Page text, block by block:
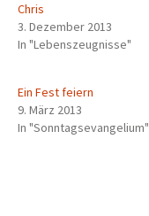
Chris
3. Dezember 2013
In "Lebenszeugnisse"
Ein Fest feiern
9. März 2013
In "Sonntagsevangelium"